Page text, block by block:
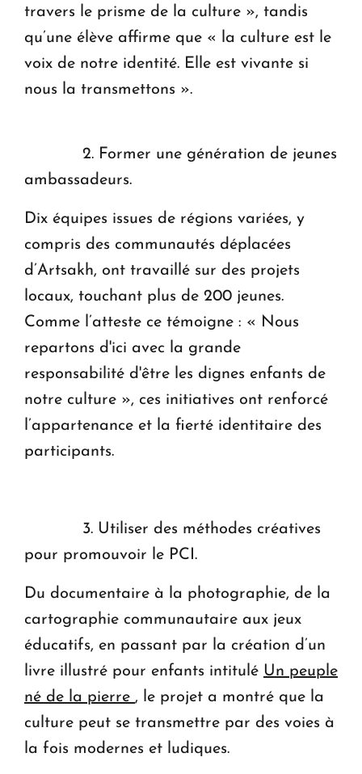
travers le prisme de la culture », tandis
qu’une élève affirme que « la culture est le
voix de notre identité. Elle est vivante si
nous la transmettons ».
2. Former une génération de jeunes
ambassadeurs.
Dix équipes issues de régions variées, y
compris des communautés déplacées
d’Artsakh, ont travaillé sur des projets
locaux, touchant plus de 200 jeunes.
Comme l’atteste ce témoigne : « Nous
repartons d'ici avec la grande
responsabilité d'être les dignes enfants de
notre culture », ces initiatives ont renforcé
l’appartenance et la fierté identitaire des
participants.
3. Utiliser des méthodes créatives
pour promouvoir le PCI.
Du documentaire à la photographie, de la
cartographie communautaire aux jeux
éducatifs, en passant par la création d’un
livre illustré pour enfants intitulé Un peuple
né de la pierre , le projet a montré que la
culture peut se transmettre par des voies à
la fois modernes et ludiques.